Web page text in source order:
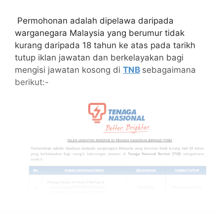
Permohonan adalah dipelawa daripada
warganegara Malaysia yang berumur tidak
kurang daripada 18 tahun ke atas pada tarikh
tutup iklan jawatan dan berkelayakan bagi
mengisi jawatan kosong di TNB sebagaimana
berikut:-